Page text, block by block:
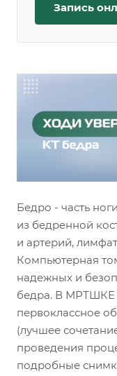
Запись
Бедро - часть
из бедренной
и артерий,
Компьютерная
надежных и
бедра. В МРТШКЕ
первоклассное
(лучшее
проведения
подробные